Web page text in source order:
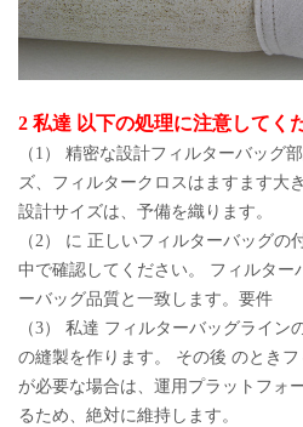
2 私達 以下の処理に注意してく
（1） 精密な設計フィルターバッグ
ズ、フィルタークロスはますます大
設計サイズは、予備を織ります。
（2） に 正しいフィルターバッグ
中で確認してください。 フィルター
ーバッグ品質と一致します。要件
（3） 私達 フィルターバッグライン
の縫製を作ります。 その後 のとき
が必要な場合は、運用プラットフォ
るため、絶対に維持します。